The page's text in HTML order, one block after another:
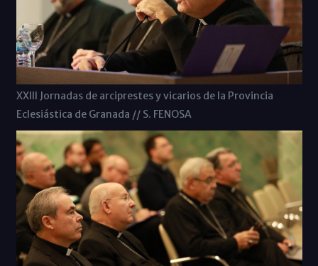
XXIII Jornadas de arciprestes y vicarios de la Provincia
Eclesiástica de Granada // S. FENOSA